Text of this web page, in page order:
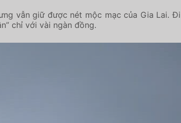
vẫn giữ được nét mộc mạc của Gia Lai.
chỉ với vài ngàn đồng.